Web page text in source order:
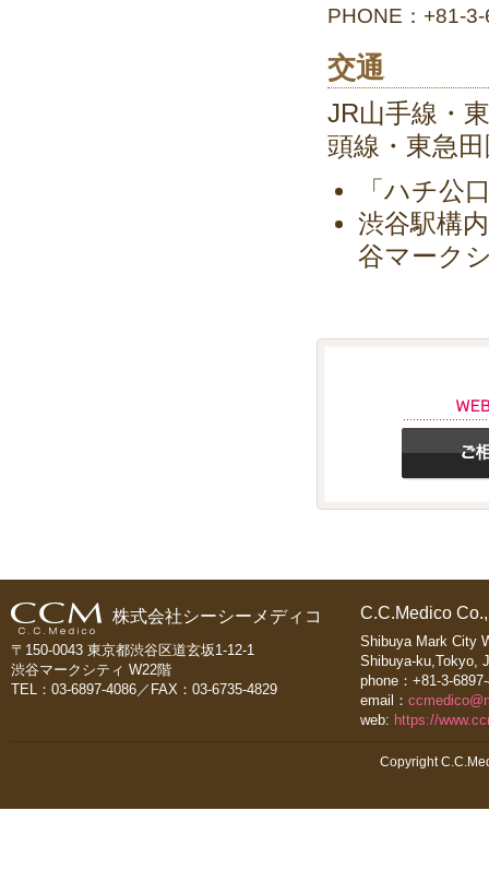
PHONE：+81-
交通
JR山手線・
頭線・東急
「ハチ公
渋谷駅構
谷マーク
株式会社シーシーメディコ
〒150-0043 東京都渋谷区道玄坂1-12-1
渋谷マークシティ W22階
TEL：03-6897-4086／FAX：03-6735-4829
C.C.Medico
Shibuya Mark City
Shibuya-ku,Tokyo,
phone：+81-3-
email：
web: https://
Copyright